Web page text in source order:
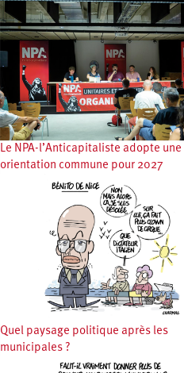
Le NPA-l’Anticapitaliste adopte une
orientation commune pour 2027
Quel paysage politique après les
municipales ?